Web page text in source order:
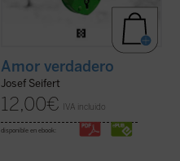
Amor verdadero
Josef Seifert
12,00€ IVA incluido
disponible en ebook: